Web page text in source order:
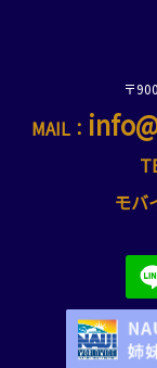
〒
MAIL：
モバ